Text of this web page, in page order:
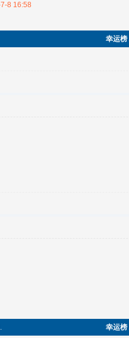
8 16:58
幸运榜
幸运榜